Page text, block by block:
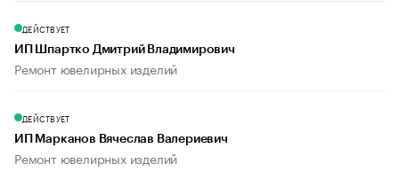
ДЕЙСТВУЕТ
ИП Шпартко Дмитрий Владимирович
Ремонт ювелирных изделий
ДЕЙСТВУЕТ
ИП Марканов Вячеслав Валериевич
Ремонт ювелирных изделий